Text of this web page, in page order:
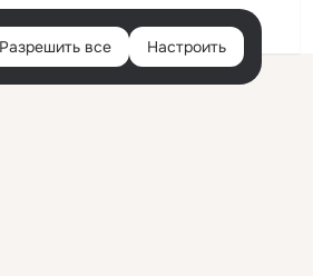
Войти
Разрешить все Настроить